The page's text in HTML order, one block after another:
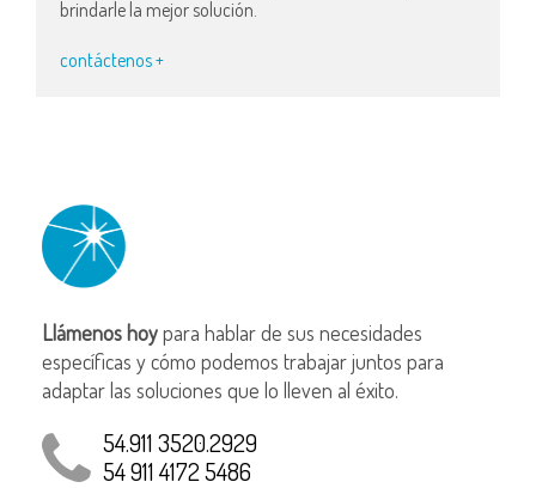
brindarle la mejor solución.
contáctenos +
Llámenos hoypara hablar de sus necesidades
específicas y cómo podemos trabajar juntos para
adaptar las soluciones que lo lleven al éxito.
54.911 3520.2929
54 911 4172 5486